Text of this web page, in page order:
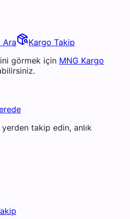
Ara
Kargo Takip
görmek için MNG Kargo
yerden takip edin, anlık